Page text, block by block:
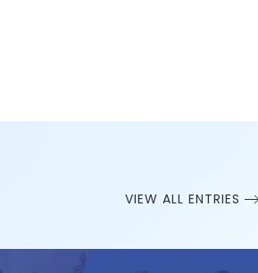
VIEW ALL ENTRIES